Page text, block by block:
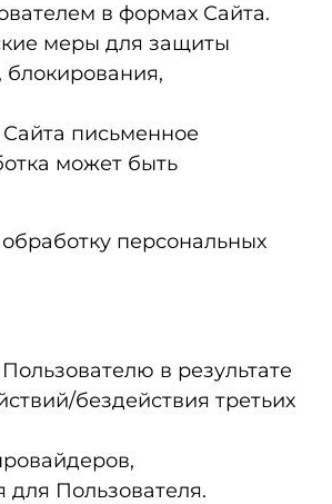
в формах Сайта.
меры для защиты
блокирования,
письменное
может быть
персональных
в результате
бездействия третьих
для Пользователя.